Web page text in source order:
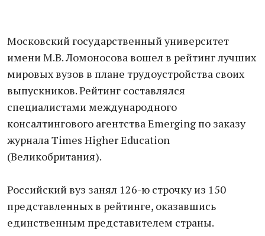
Московский государственный университет
имени М.В. Ломоносова вошел в рейтинг лучших
мировых вузов в плане трудоустройства своих
выпускников. Рейтинг составлялся
специалистами международного
консалтингового агентства Emerging по заказу
журнала Times Higher Education
(Великобритания).
Российский вуз занял 126-ю строчку из 150
представленных в рейтинге, оказавшись
единственным представителем страны.